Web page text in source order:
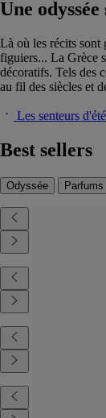
Une
Là où les récits sont
figuiers... La Grèce
décoratifs. Tels des
au fil des siècles et
Les senteurs d'été
Best sellers
Odyssée Parfums